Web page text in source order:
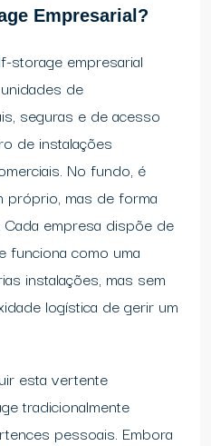
Empresarial?
storage empresarial
de
seguras e de acesso
de instalações
No fundo, é
próprio, mas de forma
Cada empresa dispõe de
funciona como uma
instalações, mas sem
logística de gerir um
esta vertente
tradicionalmente
pessoais. Embora